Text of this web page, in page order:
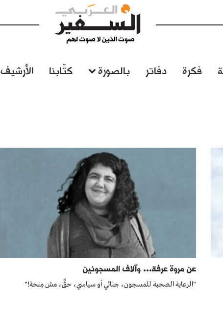
فكرة دفاتر بالصورة كتّابنا الأرشيف
عن مروة عرفة... وآلاف المسجونين
‏"الرعاية الصحية للمسجون، جنائي أو سياسي، حقٌّ، مش مِنحة!"